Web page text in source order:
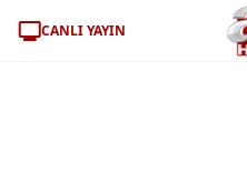
CANLI YAYIN